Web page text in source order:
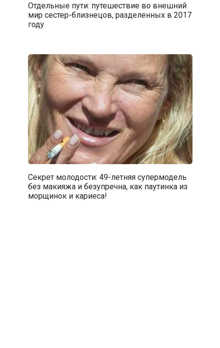
Отдельные пути: путешествие во внешний
мир сестер-близнецов, разделенных в 2017
году
Секрет молодости: 49-летняя супермодель
без макияжа и безупречна, как паутинка из
морщинок и кариеса!